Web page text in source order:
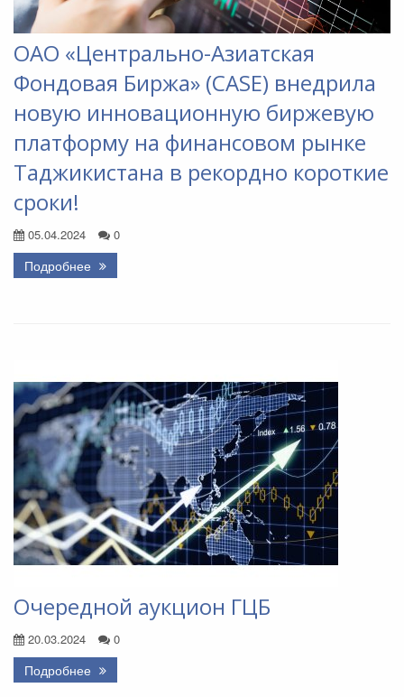
ОАО «Центрально-Азиатская
Фондовая Биржа» (CASE) внедрила
новую инновационную биржевую
платформу на финансовом рынке
Таджикистана в рекордно короткие
сроки!
05.04.2024 0
Подробнее
Очередной аукцион ГЦБ
20.03.2024 0
Подробнее